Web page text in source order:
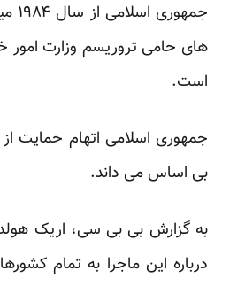
های حامی تروریسم وزارت امور
است.
جمهوری اسلامی اتهام حمایت
بی اساس می داند.
به گزارش بی بی سی، اریک
درباره این ماجرا به تمام